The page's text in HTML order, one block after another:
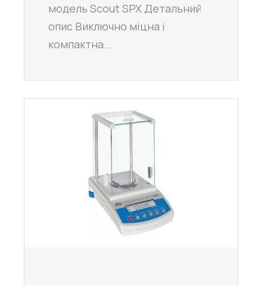
модель Scout SPX Детальний
опис Виключно міцна і
компактна…